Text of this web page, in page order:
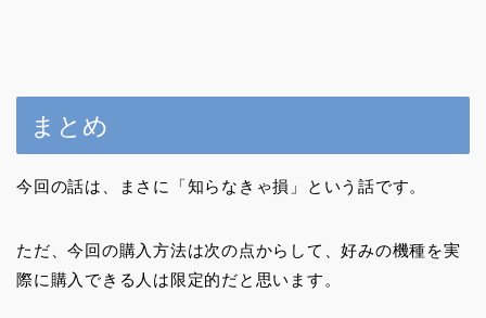
まとめ
今回の話は、まさに「知らなきゃ損」という話です。
ただ、今回の購入方法は次の点からして、好みの機種を実
際に購入できる人は限定的だと思います。